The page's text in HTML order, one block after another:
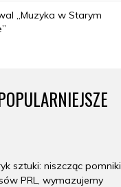
„Muzyka w Starym
sztuki: niszcząc pomniki
PRL, wymazujemy